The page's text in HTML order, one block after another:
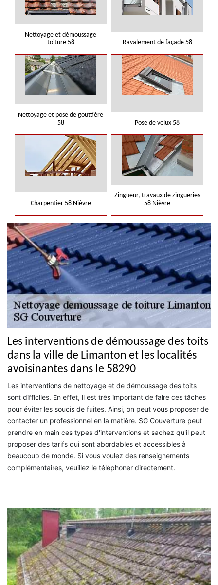
Nettoyage et démoussage
toiture 58
Ravalement de façade 58
Nettoyage et pose de gouttière
58
Pose de velux 58
Charpentier 58 Nièvre
Zingueur, travaux de zingueries
58 Nièvre
Les interventions de démoussage des toits
dans la ville de Limanton et les localités
avoisinantes dans le 58290
Les interventions de nettoyage et de démoussage des toits
sont difficiles. En effet, il est très important de faire ces tâches
pour éviter les soucis de fuites. Ainsi, on peut vous proposer de
contacter un professionnel en la matière. SG Couverture peut
prendre en main ces types d'interventions et sachez qu'il peut
proposer des tarifs qui sont abordables et accessibles à
beaucoup de monde. Si vous voulez des renseignements
complémentaires, veuillez le téléphoner directement.